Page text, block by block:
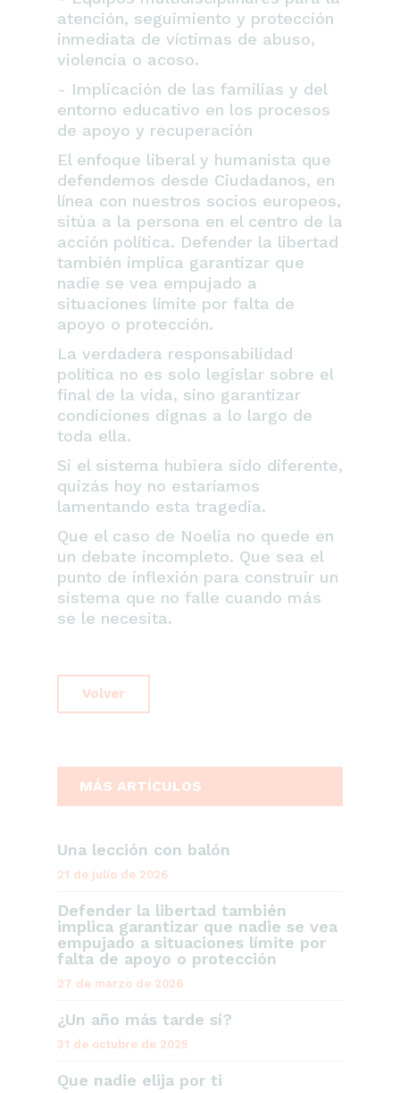
atención, seguimiento y protección
inmediata de víctimas de abuso,
violencia o acoso.
- Implicación de las familias y del
entorno educativo en los procesos
de apoyo y recuperación
El enfoque liberal y humanista que
defendemos desde Ciudadanos, en
línea con nuestros socios europeos,
sitúa a la persona en el centro de la
acción política. Defender la libertad
también implica garantizar que
nadie se vea empujado a
situaciones límite por falta de
apoyo o protección.
La verdadera responsabilidad
política no es solo legislar sobre el
final de la vida, sino garantizar
condiciones dignas a lo largo de
toda ella.
Si el sistema hubiera sido diferente,
quizás hoy no estaríamos
lamentando esta tragedia.
Que el caso de Noelia no quede en
un debate incompleto. Que sea el
punto de inflexión para construir un
sistema que no falle cuando más
se le necesita.
Volver
MÁS ARTÍCULOS
Una lección con balón
21 de julio de 2026
Defender la libertad también
implica garantizar que nadie se vea
empujado a situaciones límite por
falta de apoyo o protección
27 de marzo de 2026
¿Un año más tarde sí?
31 de octubre de 2025
Que nadie elija por ti